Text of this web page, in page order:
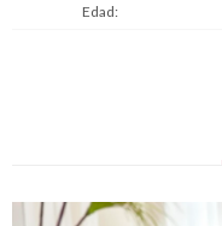
Edad